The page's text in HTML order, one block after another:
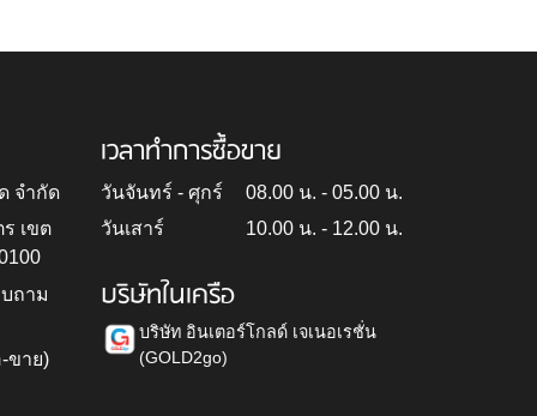
จำกัด
เขต
ถาม
ขาย)
เวลาทำการซื้อขาย
วันจันทร์ - ศุกร์
08.00 น. - 05.00 น.
วันเสาร์
10.00 น. - 12.00 น.
บริษัทในเครือ
บริษัท อินเตอร์โกลด์ เจเนอเรชั่น
(GOLD2go)